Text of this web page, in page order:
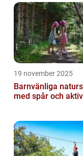
19 november 2025
Barnvänliga
med spår och